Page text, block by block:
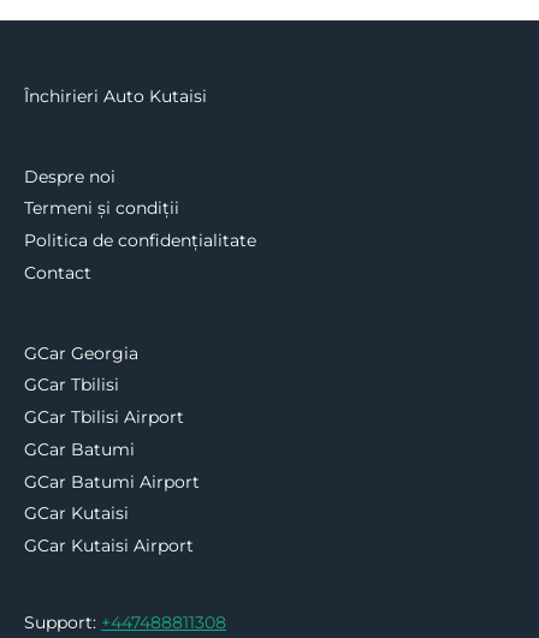
Închirieri Auto Kutaisi
Despre noi
Termeni și condiții
Politica de confidențialitate
Contact
GCar Georgia
GCar Tbilisi
GCar Tbilisi Airport
GCar Batumi
GCar Batumi Airport
GCar Kutaisi
GCar Kutaisi Airport
Support: +447488811308